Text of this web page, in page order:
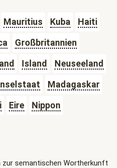
Mauritius Kuba
Haiti
Großbritannien
Island
Neuseeland
Madagaskar
Eire Nippon
semantischen Wortherkunft